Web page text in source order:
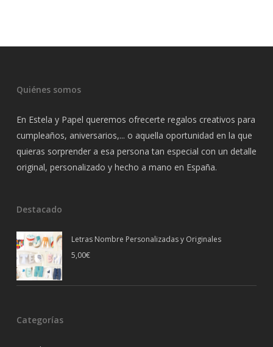
Quiénes somos
En Estela y Papel queremos ofrecerte regalos creativos para
cumpleaños, aniversarios,... o aquella oportunidad en la que
quieras sorprender a esa persona tan especial con un detalle
original, personalizado y hecho a mano en España.
Destacado
Letras Nombre Personalizadas y Originales
5,00€
Categorías